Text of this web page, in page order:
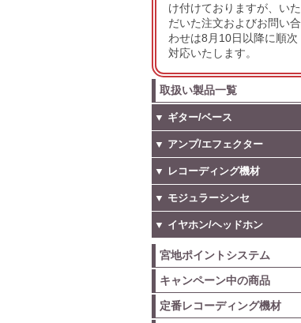
け付けておりますが、いた
だいた注文およびお問い合
わせは8月10日以降に順次
対応いたします。
取扱い製品一覧
▼ ギター/ベース
▼ アンプ/エフェクター
▼ レコーディング機材
▼ モジュラーシンセ
▼ イヤホン/ヘッドホン
宮地ポイントシステム
キャンペーン中の商品
定番レコーディング機材